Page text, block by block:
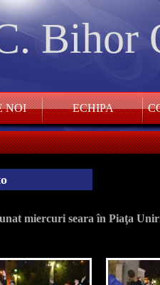
Bihor
NOI ECHIPA
miercuri seara în Piaţa